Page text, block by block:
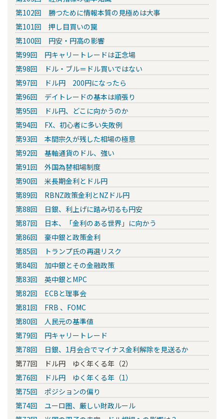
第102回 勝つために情報本質の見極めは大事
第101回 押し目買いの罠
第100回 円安・円高の影響
第99回 円キャリートレードは正念場
第98回 ドル・ブル＝ドル買いではない
第97回 ドル円 200円になったら
第96回 デイトレードの基本は順張り
第95回 ドル円、どこに向かうのか
第94回 FX、初心者に多い失敗例
第93回 本間宗久が残した相場の極意
第92回 基軸通貨のドル、強い
第91回 外国為替相場制度
第90回 米長期金利とドル円
第89回 RBNZ政策金利とNZドル円
第88回 日銀、利上げに踏み切るも円安
第87回 日本、「金利のある世界」に向かう
第86回 豪中銀と政策金利
第85回 トランプ氏の再選リスク
第84回 加中銀とその金融政策
第83回 英中銀とMPC
第82回 ECBと理事会
第81回 FRB 、FOMC
第80回 人民元の基準値
第79回 円キャリートレード
第78回 日銀、1月会合でマイナス金利解除を見送るか
第77回 ドル円 ゆく年くる年（2）
第76回 ドル円 ゆく年くる年（1）
第75回 ポジションの偏り
第74回 ユーロ圏、厳しい財政ルール